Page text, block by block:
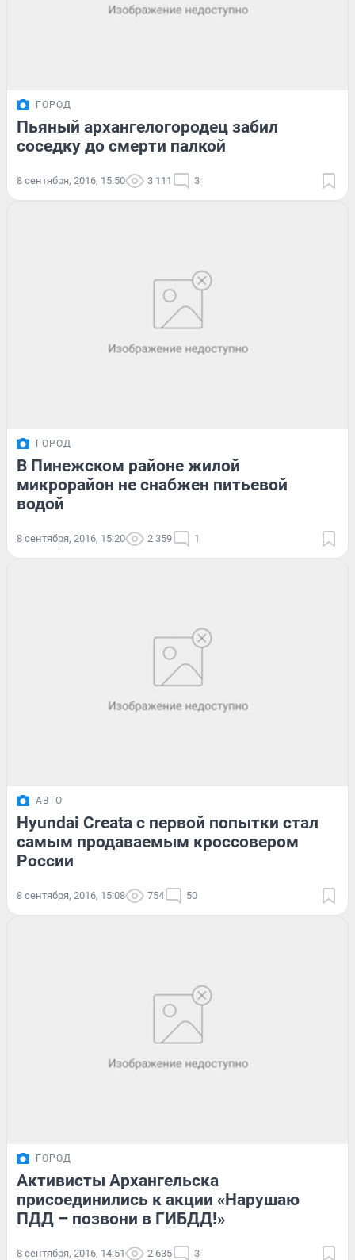
ГОРОД
Пьяный архангелогородец забил
соседку до смерти палкой
8 сентября, 2016, 15:50 3 111 3
ГОРОД
В Пинежском районе жилой
микрорайон не снабжен питьевой
водой
8 сентября, 2016, 15:20 2 359 1
АВТО
Hyundai Creata с первой попытки стал
самым продаваемым кроссовером
России
8 сентября, 2016, 15:08 754 50
ГОРОД
Активисты Архангельска
присоединились к акции «Нарушаю
ПДД – позвони в ГИБДД!»
8 сентября, 2016, 14:51 2 635 3